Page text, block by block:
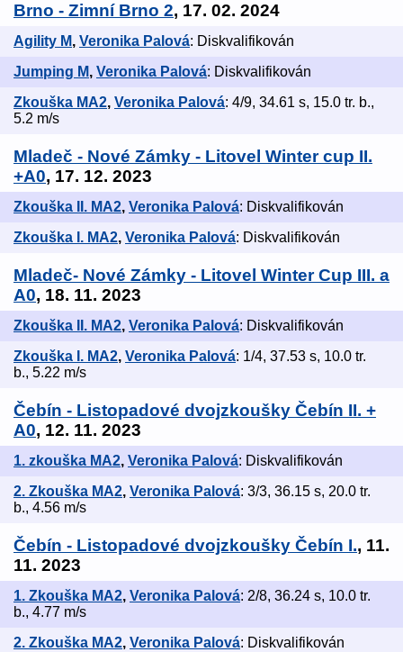
Brno - Zimní Brno 2, 17. 02. 2024
Agility M, Veronika Palová: Diskvalifikován
Jumping M, Veronika Palová: Diskvalifikován
Zkouška MA2, Veronika Palová: 4/9, 34.61 s, 15.0 tr. b.,
5.2 m/s
Mladeč - Nové Zámky - Litovel Winter cup II.
+A0, 17. 12. 2023
Zkouška II. MA2, Veronika Palová: Diskvalifikován
Zkouška I. MA2, Veronika Palová: Diskvalifikován
Mladeč- Nové Zámky - Litovel Winter Cup III. a
A0, 18. 11. 2023
Zkouška II. MA2, Veronika Palová: Diskvalifikován
Zkouška I. MA2, Veronika Palová: 1/4, 37.53 s, 10.0 tr.
b., 5.22 m/s
Čebín - Listopadové dvojzkoušky Čebín II. +
A0, 12. 11. 2023
1. zkouška MA2, Veronika Palová: Diskvalifikován
2. Zkouška MA2, Veronika Palová: 3/3, 36.15 s, 20.0 tr.
b., 4.56 m/s
Čebín - Listopadové dvojzkoušky Čebín I., 11.
11. 2023
1. Zkouška MA2, Veronika Palová: 2/8, 36.24 s, 10.0 tr.
b., 4.77 m/s
2. Zkouška MA2, Veronika Palová: Diskvalifikován